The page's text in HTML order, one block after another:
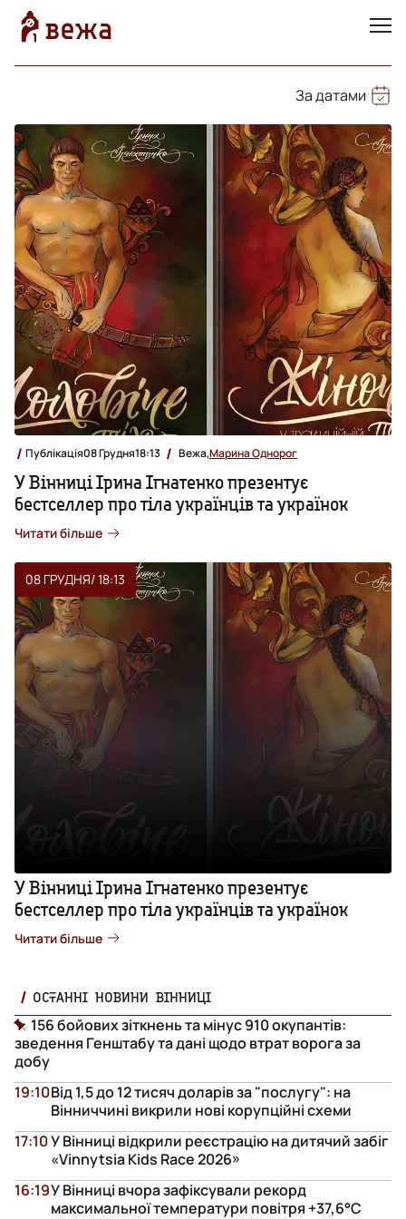
За датами
Публікація08 Грудня18:13 Вежа,Марина Однорог
У Вінниці Ірина Ігнатенко презентує
бестселлер про тіла українців та українок
Читати більше
08 ГРУДНЯ/ 18:13
У Вінниці Ірина Ігнатенко презентує
бестселлер про тіла українців та українок
Читати більше
ОСТАННІ НОВИНИ ВІННИЦІ
156 бойових зіткнень та мінус 910 окупантів:
зведення Генштабу та дані щодо втрат ворога за
добу
Від 1,5 до 12 тисяч доларів за "послугу": на
Вінниччині викрили нові корупційні схеми
19:10
У Вінниці відкрили реєстрацію на дитячий забіг
«Vinnytsia Kids Race 2026»
17:10
У Вінниці вчора зафіксували рекорд
максимальної температури повітря +37,6°С
16:19